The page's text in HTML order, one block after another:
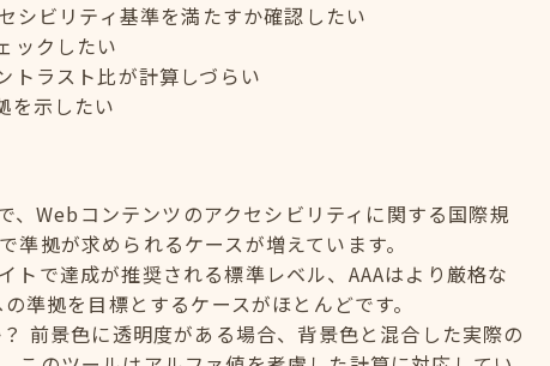
シビリティ基準を満たすか確認したい
ックしたい
トラスト比が計算しづらい
を示したい
コンテンツのアクセシビリティに関する国際規
拠が求められるケースが増えています。
トで達成が推奨される標準レベル、AAAはより厳格な
準拠を目標とするケースがほとんどです。
前景色に透明度がある場合、背景色と混合した実際の